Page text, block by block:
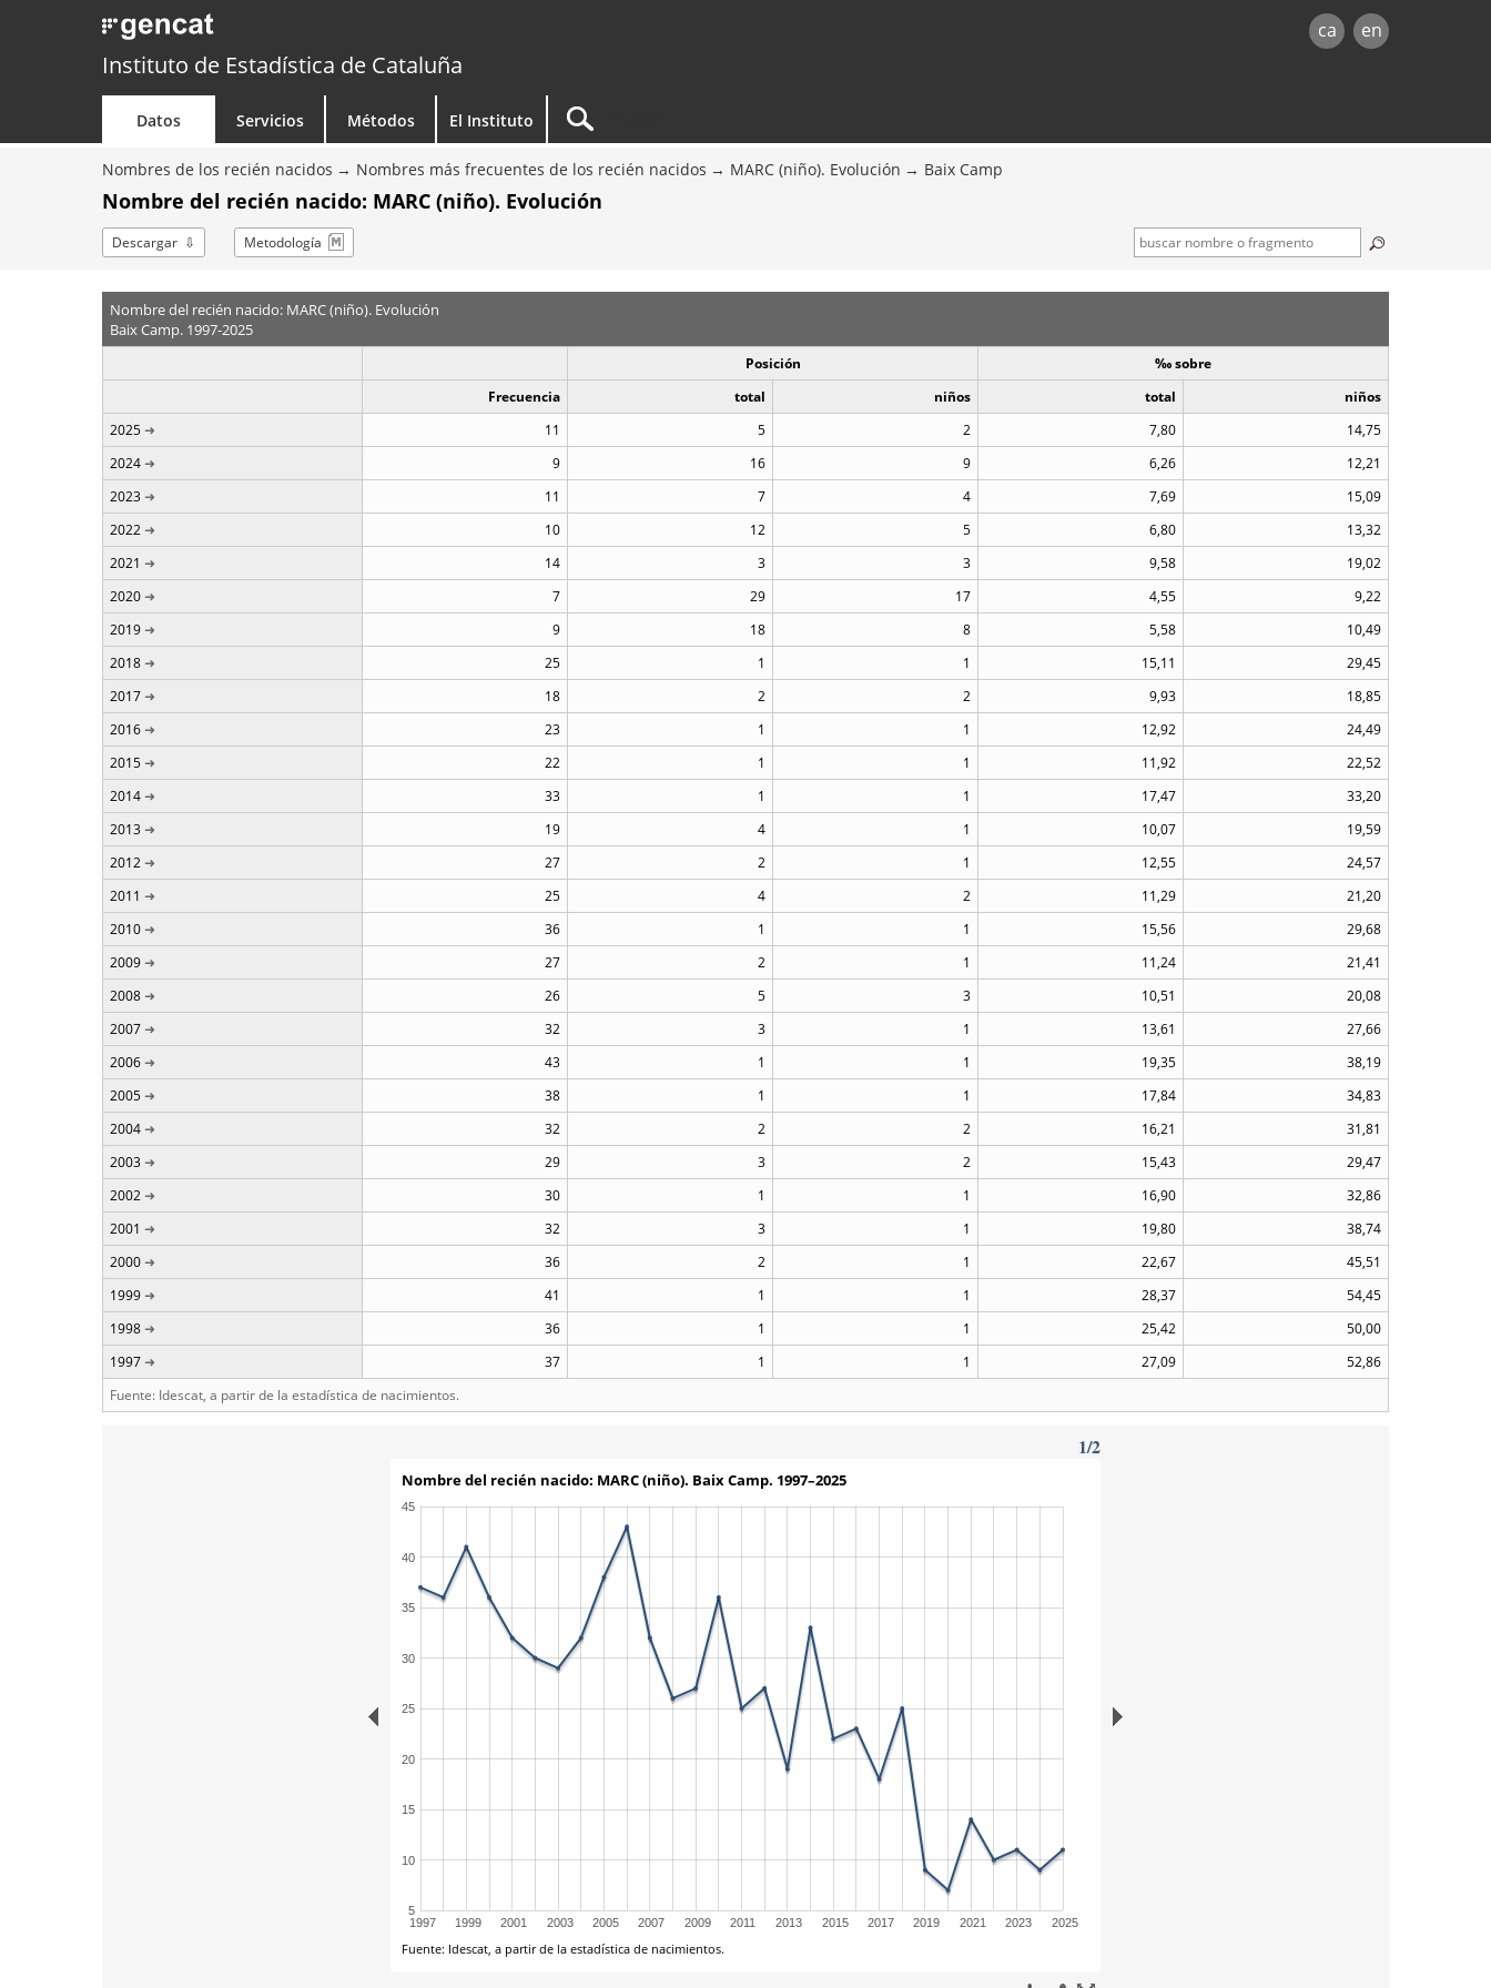
ca en
Instituto de Estadística de Cataluña
Datos Servicios Métodos El Instituto
Nombres de los recién nacidos Nombres más frecuentes de los recién nacidos MARC (niño). Evolución Baix Camp
Nombre del recién nacido: MARC (niño). Evolución
Descargar Metodología
Nombre del recién nacido: MARC (niño). Evolución
Baix Camp. 1997-2025
Posición
‰ sobre
Frecuencia
total niños total
niños
2025
11 5 2 7,80
14,75
2024
9 16 9 6,26
12,21
2023
11 7 4 7,69
15,09
2022
10 12 5 6,80
13,32
2021
14 3 3 9,58
19,02
2020
7 29 17 4,55
9,22
2019
9 18 8 5,58
10,49
2018
25 1 1 15,11
29,45
2017
18 2 2 9,93
18,85
2016
23 1 1 12,92
24,49
2015
22 1 1 11,92
22,52
2014
33 1 1 17,47
33,20
2013
19 4 1 10,07
19,59
2012
27 2 1 12,55
24,57
2011
25 4 2 11,29
21,20
2010
36 1 1 15,56
29,68
2009
27 2 1 11,24
21,41
2008
26 5 3 10,51
20,08
2007
32 3 1 13,61
27,66
2006
43 1 1 19,35
38,19
2005
38 1 1 17,84
34,83
2004
32 2 2 16,21
31,81
2003
29 3 2 15,43
29,47
2002
30 1 1 16,90
32,86
2001
32 3 1 19,80
38,74
2000
36 2 1 22,67
45,51
1999
41 1 1 28,37
54,45
1998
36 1 1 25,42
50,00
1997
37 1 1 27,09
52,86
Fuente: Idescat, a partir de la estadística de nacimientos.